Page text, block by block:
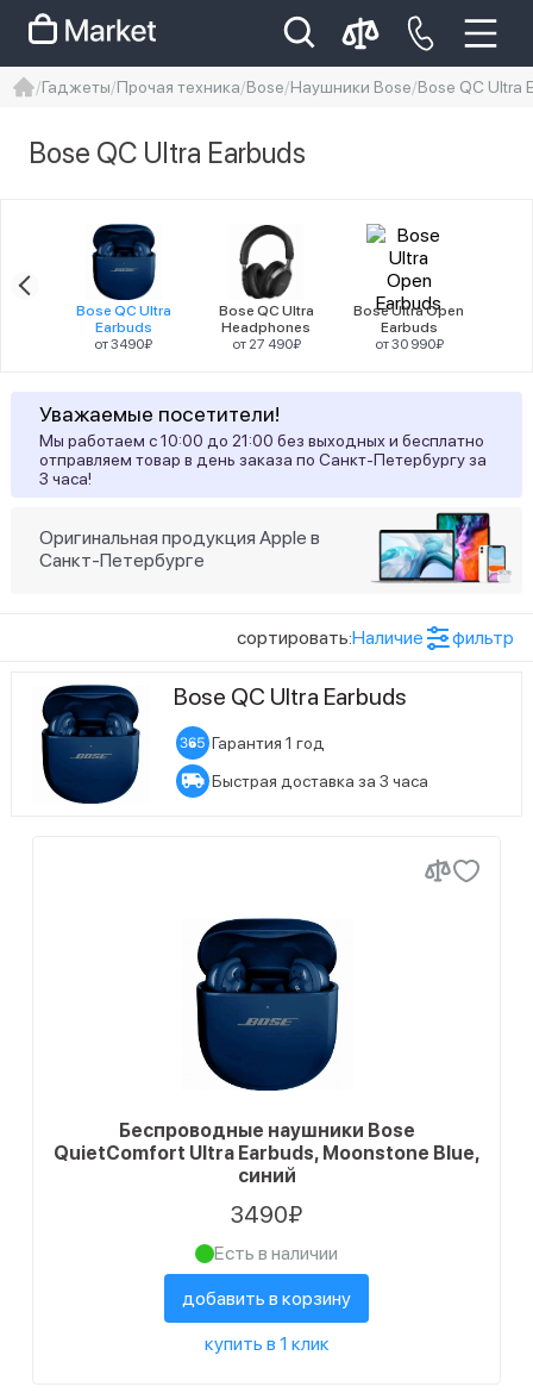
Iphone 14 pro max
айфон 14
Гаджеты Прочая техника Bose Наушники Bose Bose QC Ultra
Bose QC Ultra Earbuds
Bose QC Ultra
Earbuds
от 3490₽
Bose QC Ultra
Headphones
от 27 490₽
Bose Ultra Open
Earbuds
от 30 990₽
Уважаемые посетители!
Мы работаем с 10:00 до 21:00 без выходных и бесплатно
отправляем товар в день заказа по Санкт-Петербургу за
3 часа!
Оригинальная продукция Apple в
Санкт-Петербурге
сортировать:Наличие фильтр
Цена
Голубой
Синий
Статус наличия
Есть в наличии
1
Bose QC Ultra Earbuds
Гарантия 1 год
Быстрая доставка за 3 часа
Беспроводные наушники Bose
QuietComfort Ultra Earbuds, Moonstone Blue,
синий
3490₽
Есть в наличии
добавить в корзину
купить в 1 клик